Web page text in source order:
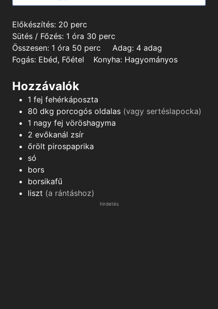
Előkészítés: 20minutes
perc
Sütés / Főzés: 1hour
óra 30minutes
perc
Összesen: 1hour
óra 50minutes
perc Adag: 4 adag
Fogás: Ebéd, Főétel Konyha: Hagyományos
Hozzávalók
1 fej fehérkáposzta
80 dkg porcogós oldalas (vagy sertéslapocka)
1 nagy fej vöröshagyma
2 evőkanál zsír
őrölt pirospaprika
só
bors
borsikafű
liszt (a rántáshoz)
hirdetés